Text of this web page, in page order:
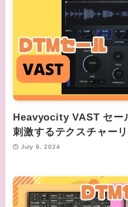
Heavyocity VAST セー
刺激するテクスチャー
July 9, 2024